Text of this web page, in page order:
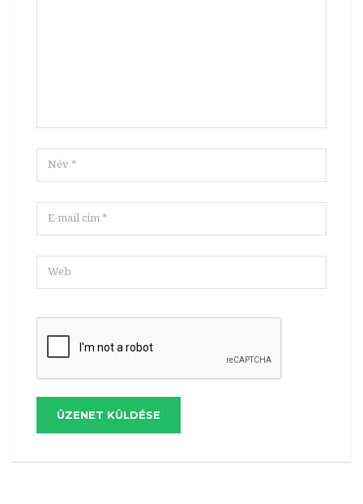
ÜZENET KÜLDÉSE